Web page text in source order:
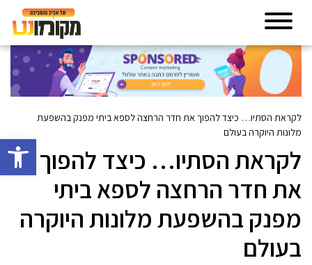
פתח
לקראת הסתיו… כיצד להפוך את חדר הרחצה לספא ביתי מפנק בהשפעת
מלונות היוקרה בעולם
לקראת הסתיו… כיצד להפוך
את חדר הרחצה לספא ביתי
מפנק בהשפעת מלונות היוקרה
בעולם